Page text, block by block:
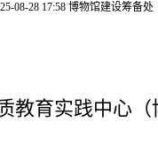
08-28 17:58 博物馆建设筹备处
教育实践中心